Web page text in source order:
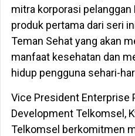
mitra korporasi pelanggan
produk pertama dari seri
Teman Sehat yang akan
manfaat kesehatan dan
hidup pengguna sehari-
Vice President Enterprise
Development Telkomsel,
Telkomsel berkomitmen